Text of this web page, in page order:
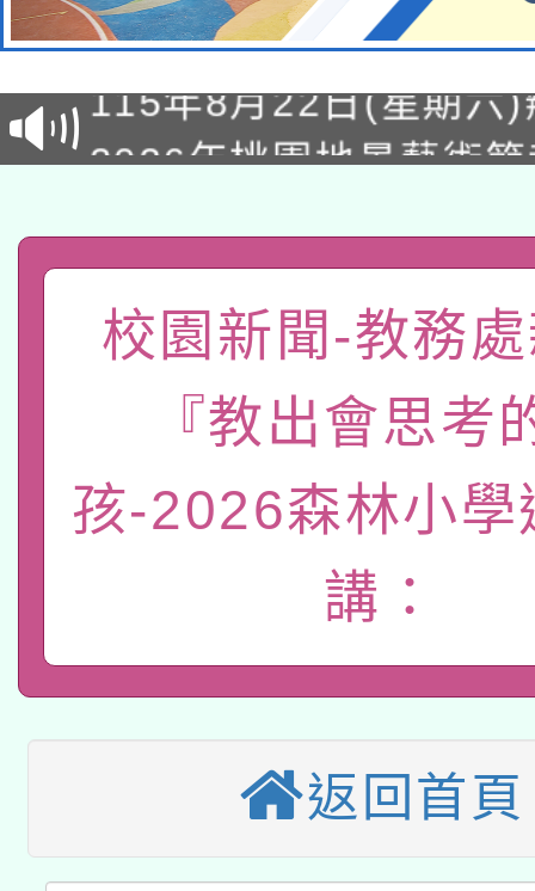
轉知經濟部水利署委託
業技術研究院辦理「
用水績優單位及節水達
115年8月22日(星期六
桃園市孔廟祈福系列
2026年桃園地景藝術
關事宜
轉知教育部國民及學前
國立臺灣師範大學辦
年度健康促進學校輔導
業成長研習」實施計畫
函轉國家教育研究院
原住民族教育政策研討
族教育國際趨勢與發展
新北市政府教育局辦
師專業成長研習實施計
方素養工作坊新北場」
函轉國立臺灣師範大學
族語言臺北學習中心
「族語學習班」招生簡
轉知有關國立成功大學
文教學共融平台-教案
件」活動簡章
教育部國民及學前教
年度COVID-19疫苗接
接種對象擴大為「滿6
接種之民眾」措施，
月28日止
轉知經濟部水利署委託
業技術研究院辦理「
用水績優單位及節水達
115年8月22日(星期六
桃園市孔廟祈福系列
開 智慧啟航」
2026年桃園地景藝術
「2026桃園藝術巡演
關事宜
轉知教育部國民及學前
校園新聞-教務
『教出會思考
孩-2026森林小學
講：
返回首頁